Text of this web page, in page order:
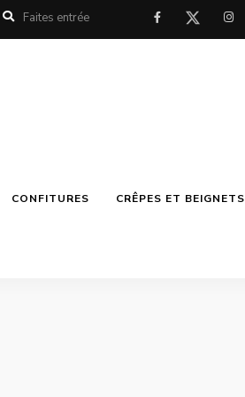
CONFITURES CRÊPES ET BEIGNETS